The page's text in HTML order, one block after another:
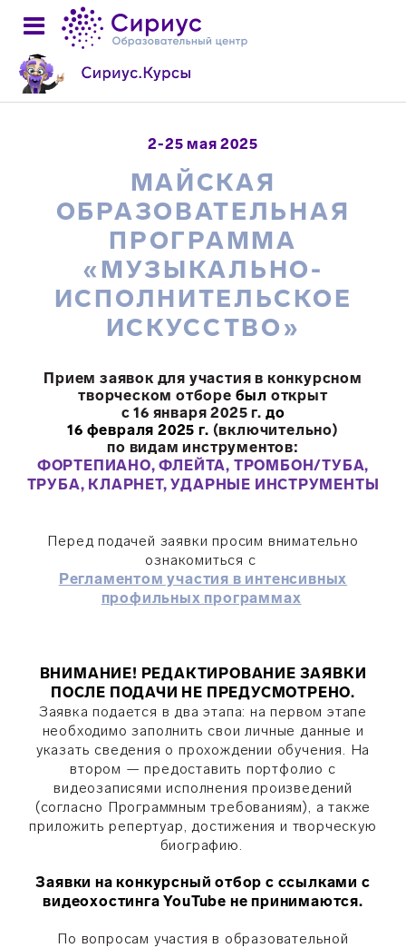
2-25 мая 2025
МАЙСКАЯ
ОБРАЗОВАТЕЛЬНАЯ
ПРОГРАММА
«МУЗЫКАЛЬНО-
ИСПОЛНИТЕЛЬСКОЕ
ИСКУССТВО»
Прием заявок для участия в конкурсном
творческом отборе был открыт
с 16 января 2025 г. до
16 февраля 2025 г. (включительно)
по видам инструментов:
ФОРТЕПИАНО, ФЛЕЙТА, ТРОМБОН/ТУБА,
ТРУБА, КЛАРНЕТ, УДАРНЫЕ ИНСТРУМЕНТЫ
Перед подачей заявки просим внимательно
ознакомиться с
Регламентом участия в интенсивных
профильных программах
ВНИМАНИЕ! РЕДАКТИРОВАНИЕ ЗАЯВКИ
ПОСЛЕ ПОДАЧИ НЕ ПРЕДУСМОТРЕНО.
Заявка подается в два этапа: на первом этапе
необходимо заполнить свои личные данные и
указать сведения о прохождении обучения. На
втором — предоставить портфолио с
видеозаписями исполнения произведений
(согласно Программным требованиям), а также
приложить репертуар, достижения и творческую
биографию.
Заявки на конкурсный отбор с ссылками с
видеохостинга YouTube не принимаются.
По вопросам участия в образовательной